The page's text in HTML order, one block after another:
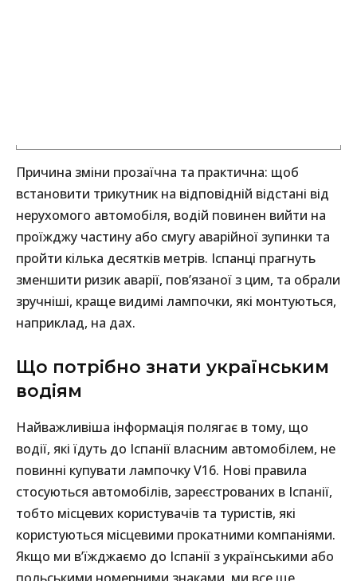
Причина зміни прозаїчна та практична: щоб
встановити трикутник на відповідній відстані від
нерухомого автомобіля, водій повинен вийти на
проїжджу частину або смугу аварійної зупинки та
пройти кілька десятків метрів. Іспанці прагнуть
зменшити ризик аварії, пов’язаної з цим, та обрали
зручніші, краще видимі лампочки, які монтуються,
наприклад, на дах.
Що потрібно знати українським
водіям
Найважливіша інформація полягає в тому, що
водії, які їдуть до Іспанії власним автомобілем, не
повинні купувати лампочку V16. Нові правила
стосуються автомобілів, зареєстрованих в Іспанії,
тобто місцевих користувачів та туристів, які
користуються місцевими прокатними компаніями.
Якщо ми в’їжджаємо до Іспанії з українськими або